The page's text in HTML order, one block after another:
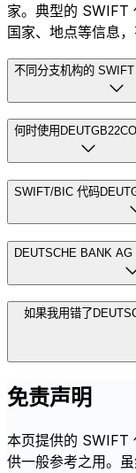
家。典型的 SWIFT
国家、地点等信息
不同分支机构的 SWIFT
何时使用
SWIFT/BIC 代码
DEUTSCHE BANK AG
如果我用错了
免责声明
本页提供的 SWIFT
供一般参考之用。